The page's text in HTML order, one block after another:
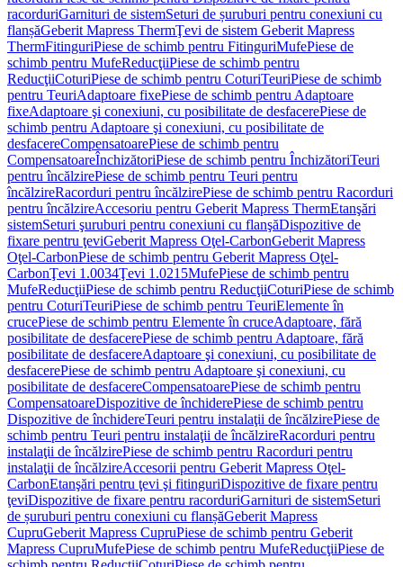
racorduriGarnituri de sistemSeturi de șuruburi pentru conexiuni cu
flanșăGeberit Mapress ThermŢevi de sistem Geberit Mapress
ThermFitinguriPiese de schimb pentru FitinguriMufePiese de
schimb pentru MufeReducţiiPiese de schimb pentru
ReducţiiCoturiPiese de schimb pentru CoturiTeuriPiese de schimb
pentru TeuriAdaptoare fixePiese de schimb pentru Adaptoare
fixeAdaptoare şi conexiuni, cu posibilitate de desfacerePiese de
schimb pentru Adaptoare şi conexiuni, cu posibilitate de
desfacereCompensatoarePiese de schimb pentru
CompensatoareÎnchizătoriPiese de schimb pentru ÎnchizătoriTeuri
pentru încălzirePiese de schimb pentru Teuri pentru
încălzireRacorduri pentru încălzirePiese de schimb pentru Racorduri
pentru încălzireAccesoriu pentru Geberit Mapress ThermEtanşări
sistemSeturi şuruburi pentru conexiuni cu flanşăDispozitive de
fixare pentru ţeviGeberit Mapress Oţel-CarbonGeberit Mapress
Oţel-CarbonPiese de schimb pentru Geberit Mapress Oţel-
CarbonŢevi 1.0034Ţevi 1.0215MufePiese de schimb pentru
MufeReducţiiPiese de schimb pentru ReducţiiCoturiPiese de schimb
pentru CoturiTeuriPiese de schimb pentru TeuriElemente în
crucePiese de schimb pentru Elemente în cruceAdaptoare, fără
posibilitate de desfacerePiese de schimb pentru Adaptoare, fără
posibilitate de desfacereAdaptoare şi conexiuni, cu posibilitate de
desfacerePiese de schimb pentru Adaptoare şi conexiuni, cu
posibilitate de desfacereCompensatoarePiese de schimb pentru
CompensatoareDispozitive de închiderePiese de schimb pentru
Dispozitive de închidereTeuri pentru instalaţii de încălzirePiese de
schimb pentru Teuri pentru instalaţii de încălzireRacorduri pentru
instalaţii de încălzirePiese de schimb pentru Racorduri pentru
instalaţii de încălzireAccesorii pentru Geberit Mapress Oţel-
CarbonEtanşări pentru ţevi şi fitinguriDispozitive de fixare pentru
ţeviDispozitive de fixare pentru racorduriGarnituri de sistemSeturi
de șuruburi pentru conexiuni cu flanșăGeberit Mapress
CupruGeberit Mapress CupruPiese de schimb pentru Geberit
Mapress CupruMufePiese de schimb pentru MufeReducţiiPiese de